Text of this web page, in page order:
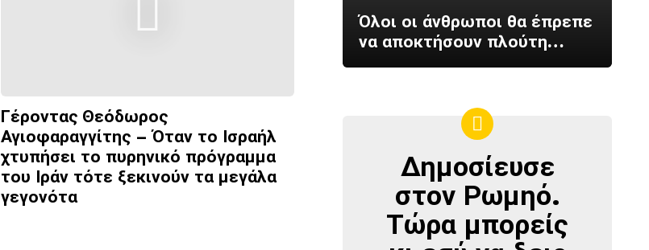
Γέροντας Θεόδωρος
Αγιοφαραγγίτης – Όταν το Ισραήλ
χτυπήσει το πυρηνικό πρόγραμμα
του Ιράν τότε ξεκινούν τα μεγάλα
γεγονότα
Όλοι οι άνθρωποι θα έπρεπε
να αποκτήσουν πλούτη…
ΔΗΜΟΣΊΕΥΣΕ
ΣΤΟΝ
ΡΩΜΗΌ
Δημοσίευσε
στον Ρωμηό.
Τώρα μπορείς